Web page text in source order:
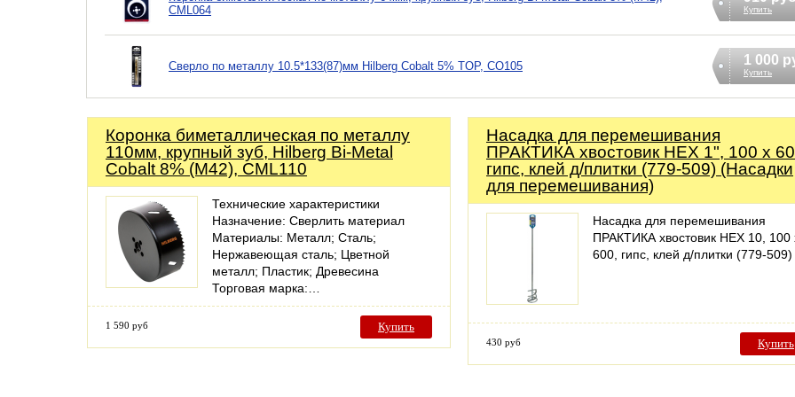
CML064
Купить
Сверло по металлу 10.5*133(87)мм Hilberg Cobalt 5% TOP, CO105 1 000
Купить
Коронка биметаллическая по металлу
110мм, крупный зуб, Hilberg Bi-Metal
Cobalt 8% (М42), CML110
Технические характеристики
Назначение: Сверлить материал
Материалы: Металл; Сталь;
Нержавеющая сталь; Цветной
металл; Пластик; Древесина
Торговая марка:…
1 590 руб Купить
Насадка для перемешивания
ПРАКТИКА хвостовик НЕХ 1", 100 х
гипс, клей д/плитки (779-509) (Насадки
для перемешивания)
Насадка для перемешивания
ПРАКТИКА хвостовик НЕХ 10, 100
600, гипс, клей д/плитки (779-509)
430 руб Купить